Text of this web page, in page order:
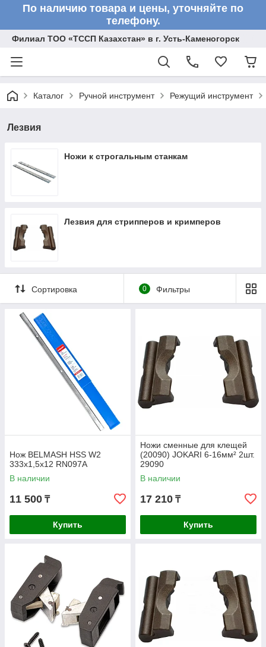
По наличию товара и цены, уточняйте по
телефону.
Филиал ТОО «ТССП Казахстан» в г. Усть-Каменогорск
Каталог Ручной инструмент Режущий инструмент
Лезвия
Ножи к строгальным станкам
Лезвия для стрипперов и кримперов
Сортировка 0 Фильтры
Нож BELMASH HSS W2
333х1,5х12 RN097A
В наличии
11 500 ₸
Купить
Ножи сменные для клещей
(20090) JOKARI 6-16мм² 2шт.
29090
В наличии
17 210 ₸
Купить